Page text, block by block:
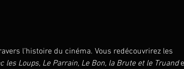
l’histoire du cinéma. Vous redécouvrirez les
les Loups, Le Parrain, Le Bon, la Brute et le Truand